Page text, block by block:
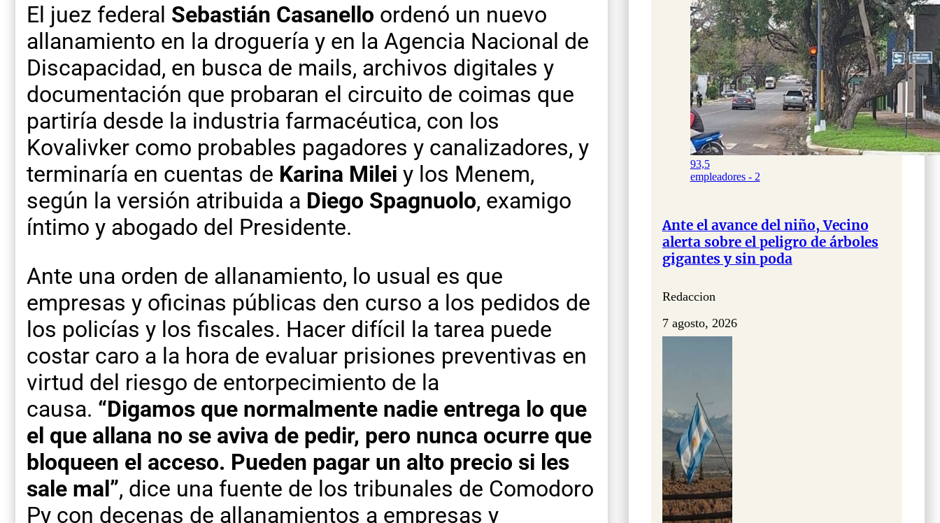
El juez federal Sebastián Casanello ordenó un nuevo
allanamiento en la droguería y en la Agencia Nacional de
Discapacidad, en busca de mails, archivos digitales y
documentación que probaran el circuito de coimas que
partiría desde la industria farmacéutica, con los
Kovalivker como probables pagadores y canalizadores, y
terminaría en cuentas de Karina Milei y los Menem,
según la versión atribuida a Diego Spagnuolo, examigo
íntimo y abogado del Presidente.
Ante una orden de allanamiento, lo usual es que
empresas y oficinas públicas den curso a los pedidos de
los policías y los fiscales. Hacer difícil la tarea puede
costar caro a la hora de evaluar prisiones preventivas en
virtud del riesgo de entorpecimiento de la
causa. “Digamos que normalmente nadie entrega lo que
el que allana no se aviva de pedir, pero nunca ocurre que
bloqueen el acceso. Pueden pagar un alto precio si les
sale mal”, dice una fuente de los tribunales de Comodoro
Py con decenas de allanamientos a empresas y
93,5
empleadores - 2
Ante el avance del niño, Vecino
alerta sobre el peligro de árboles
gigantes y sin poda
Redaccion
7 agosto, 2026